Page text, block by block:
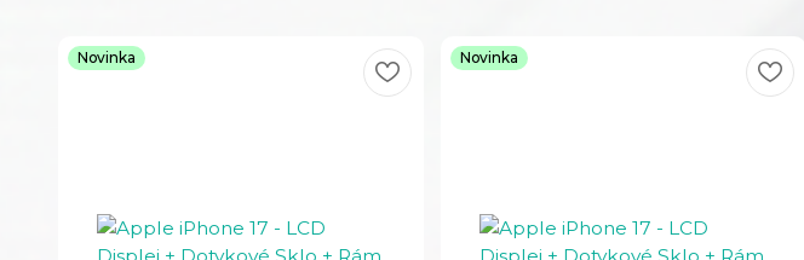
Novinka Novinka